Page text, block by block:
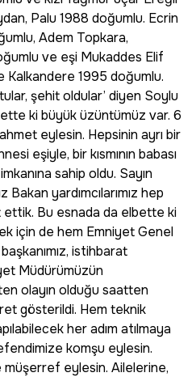
Palu 1988 doğumlu. Ecrin
Adem Topkara,
ve eşi Mukaddes Elif
Kalkandere 1995 doğumlu.
şehit oldular’ diyen Soylu
ki büyük üzüntümüz var. 6
eylesin. Hepsinin ayrı bir
eşiyle, bir kısmının babası
sahip oldu. Sayın
Bakan yardımcılarımız hep
Bu esnada da elbette ki
için de hem Emniyet Genel
istihbarat
Müdürümüzün
olayın olduğu saatten
gösterildi. Hem teknik
her adım atılmaya
komşu eylesin.
eylesin. Ailelerine,